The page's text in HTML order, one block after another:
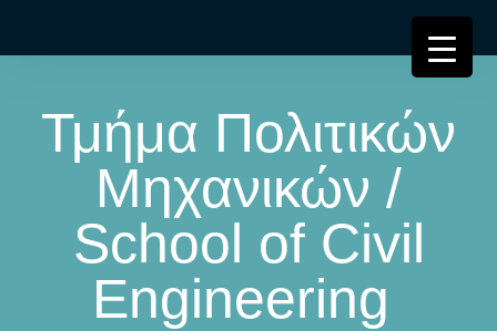
Τμήμα Πολιτικών
Μηχανικών /
School of Civil
Engineering